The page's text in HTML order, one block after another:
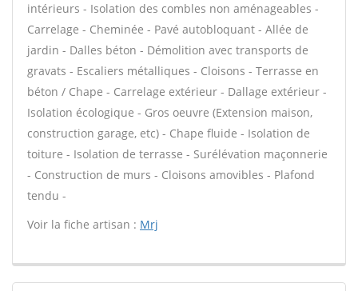
intérieurs - Isolation des combles non aménageables -
Carrelage - Cheminée - Pavé autobloquant - Allée de
jardin - Dalles béton - Démolition avec transports de
gravats - Escaliers métalliques - Cloisons - Terrasse en
béton / Chape - Carrelage extérieur - Dallage extérieur -
Isolation écologique - Gros oeuvre (Extension maison,
construction garage, etc) - Chape fluide - Isolation de
toiture - Isolation de terrasse - Surélévation maçonnerie
- Construction de murs - Cloisons amovibles - Plafond
tendu -
Voir la fiche artisan : Mrj